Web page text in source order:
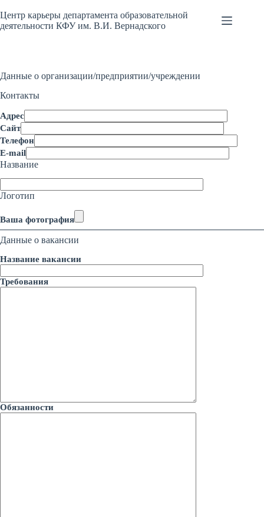
к
сути
Центр карьеры департамента образовательной
деятельности КФУ им. В.И. Вернадского
Данные о организации/предприятии/учреждении
Контакты
Адрес
Сайт
Телефон
E-mail
Название
Логотип
Ваша фотография
Данные о вакансии
Название вакансии
Требования
Обязанности